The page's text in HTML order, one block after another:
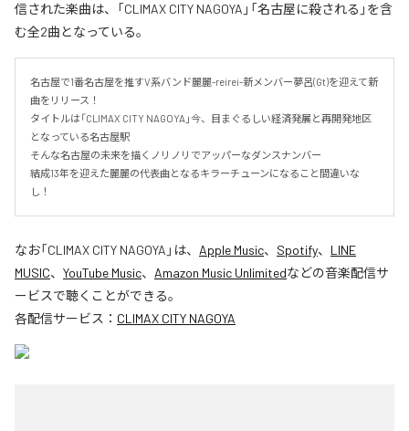
信された楽曲は、「CLIMAX CITY NAGOYA」「名古屋に殺される」を含
む全2曲となっている。
名古屋で1番名古屋を推すV系バンド麗麗-reirei-新メンバー夢呂(Gt)を迎えて新
曲をリリース！
タイトルは「CLIMAX CITY NAGOYA」今、目まぐるしい経済発展と再開発地区
となっている名古屋駅
そんな名古屋の未来を描くノリノリでアッパーなダンスナンバー
結成13年を迎えた麗麗の代表曲となるキラーチューンになること間違いな
し！
なお「CLIMAX CITY NAGOYA 」は、 Apple Music、 Spotify、 LINE
MUSIC、 YouTube Music、 Amazon Music Unlimitedなどの音楽配信サ
ービスで聴くことができる。
各配信サービス： CLIMAX CITY NAGOYA